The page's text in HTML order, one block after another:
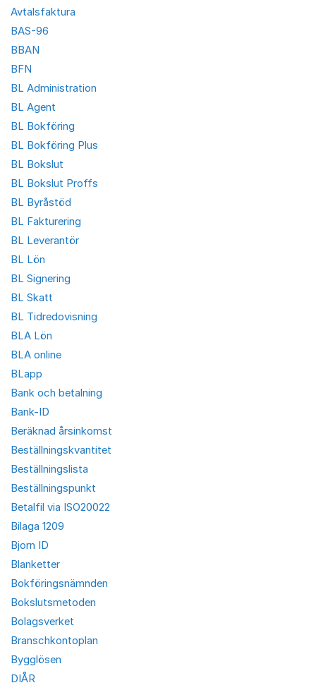
Avtalsfaktura
BAS-96
BBAN
BFN
BL Administration
BL Agent
BL Bokföring
BL Bokföring Plus
BL Bokslut
BL Bokslut Proffs
BL Byråstöd
BL Fakturering
BL Leverantör
BL Lön
BL Signering
BL Skatt
BL Tidredovisning
BLA Lön
BLA online
BLapp
Bank och betalning
Bank-ID
Beräknad årsinkomst
Beställningskvantitet
Beställningslista
Beställningspunkt
Betalfil via ISO20022
Bilaga 1209
Bjorn ID
Blanketter
Bokföringsnämnden
Bokslutsmetoden
Bolagsverket
Branschkontoplan
Bygglösen
DIÅR